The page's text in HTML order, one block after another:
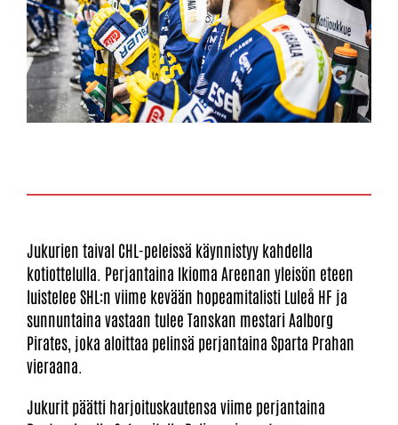
Jukurien taival CHL-peleissä käynnistyy kahdella
kotiottelulla. Perjantaina Ikioma Areenan yleisön eteen
luistelee SHL:n viime kevään hopeamitalisti Luleå HF ja
sunnuntaina vastaan tulee Tanskan mestari Aalborg
Pirates, joka aloittaa pelinsä perjantaina Sparta Prahan
vieraana.
Jukurit päätti harjoituskautensa viime perjantaina